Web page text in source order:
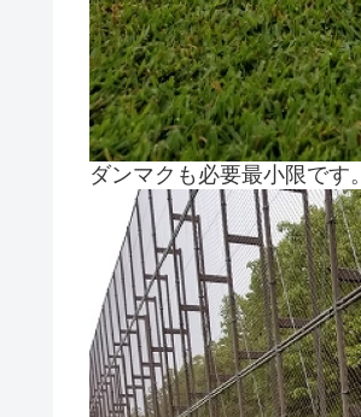
ダンマクも必要最小限です。